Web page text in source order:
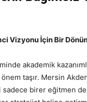
Vizyonu İçin Bir
akademik
taşır. Mersin
birer eğitmen